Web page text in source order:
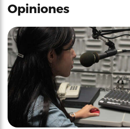
Opiniones